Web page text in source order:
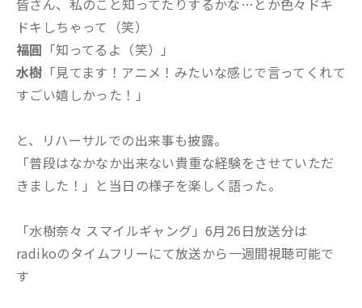
皆さん、私のこと知ってたりするかな…とか色々ドキ
ドキしちゃって（笑）
福圓 「知ってるよ（笑）」
水樹 「見てます！アニメ！みたいな感じで言ってくれて
すごい嬉しかった！」
と、リハーサルでの出来事も披露。
「普段はなかなか出来ない貴重な経験をさせていただ
きました！」と当日の様子を楽しく語った。
「水樹奈々 スマイルギャング」6月26日放送分は
radikoのタイムフリーにて放送から一週間視聴可能で
す